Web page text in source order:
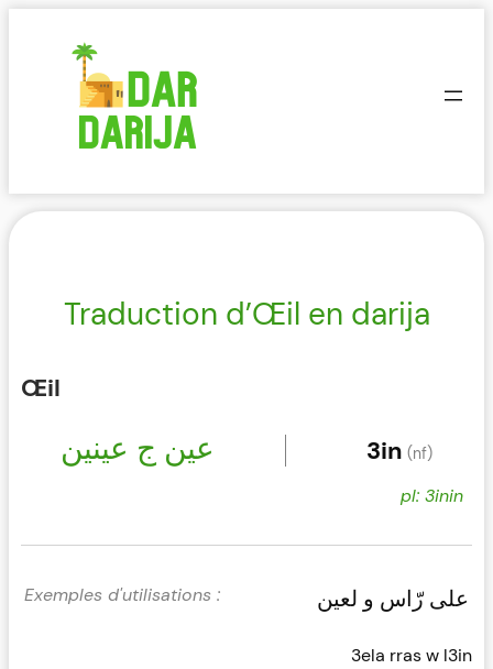
Traduction d’Œil en darija
Œil
عين ج عينين 3in (nf)
pl: 3inin
على رّاس و لعين
3ela rras w l3in